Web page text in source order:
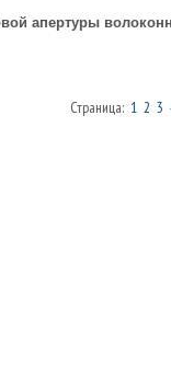
апертуры
Страница: 1 2 3